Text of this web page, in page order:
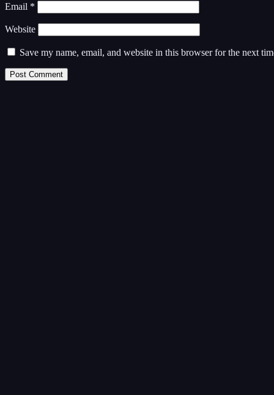
Email *
Website
Save my name, email, and website in this browser for the next